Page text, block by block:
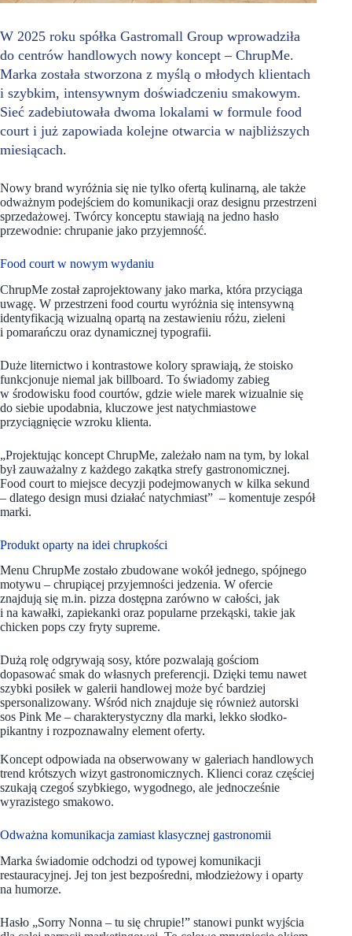
W 2025 roku spółka Gastromall Group wprowadziła
do centrów handlowych nowy koncept – ChrupMe.
Marka została stworzona z myślą o młodych klientach
i szybkim, intensywnym doświadczeniu smakowym.
Sieć zadebiutowała dwoma lokalami w formule food
court i już zapowiada kolejne otwarcia w najbliższych
miesiącach.
Nowy brand wyróżnia się nie tylko ofertą kulinarną, ale także
odważnym podejściem do komunikacji oraz designu przestrzeni
sprzedażowej. Twórcy konceptu stawiają na jedno hasło
przewodnie: chrupanie jako przyjemność.
Food court w nowym wydaniu
ChrupMe został zaprojektowany jako marka, która przyciąga
uwagę. W przestrzeni food courtu wyróżnia się intensywną
identyfikacją wizualną opartą na zestawieniu różu, zieleni
i pomarańczu oraz dynamicznej typografii.
Duże liternictwo i kontrastowe kolory sprawiają, że stoisko
funkcjonuje niemal jak billboard. To świadomy zabieg
w środowisku food courtów, gdzie wiele marek wizualnie się
do siebie upodabnia, kluczowe jest natychmiastowe
przyciągnięcie wzroku klienta.
„Projektując koncept ChrupMe, zależało nam na tym, by lokal
był zauważalny z każdego zakątka strefy gastronomicznej.
Food court to miejsce decyzji podejmowanych w kilka sekund
– dlatego design musi działać natychmiast” – komentuje zespół
marki.
Produkt oparty na idei chrupkości
Menu ChrupMe zostało zbudowane wokół jednego, spójnego
motywu – chrupiącej przyjemności jedzenia. W ofercie
znajdują się m.in. pizza dostępna zarówno w całości, jak
i na kawałki, zapiekanki oraz popularne przekąski, takie jak
chicken pops czy fryty supreme.
Dużą rolę odgrywają sosy, które pozwalają gościom
dopasować smak do własnych preferencji. Dzięki temu nawet
szybki posiłek w galerii handlowej może być bardziej
spersonalizowany. Wśród nich znajduje się również autorski
sos Pink Me – charakterystyczny dla marki, lekko słodko-
pikantny i rozpoznawalny element oferty.
Koncept odpowiada na obserwowany w galeriach handlowych
trend krótszych wizyt gastronomicznych. Klienci coraz częściej
szukają czegoś szybkiego, wygodnego, ale jednocześnie
wyrazistego smakowo.
Odważna komunikacja zamiast klasycznej gastronomii
Marka świadomie odchodzi od typowej komunikacji
restauracyjnej. Jej ton jest bezpośredni, młodzieżowy i oparty
na humorze.
Hasło „Sorry Nonna – tu się chrupie!” stanowi punkt wyjścia